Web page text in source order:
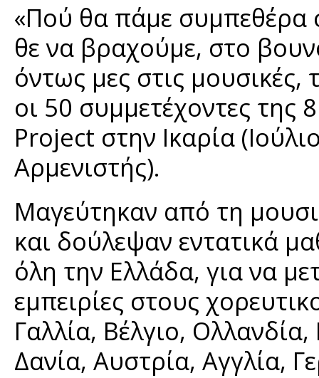
«Πού θα πάμε συμπεθέρα
θε να βραχούμε, στο
όντως μες στις μουσικές,
οι 50 συμμετέχοντες
Project στην Ικαρία
Αρμενιστής).
Μαγεύτηκαν από τη
και δούλεψαν εντατικά
όλη την Ελλάδα, για να
εμπειρίες στους
Γαλλία, Βέλγιο,
Δανία, Αυστρία, Αγγλία,